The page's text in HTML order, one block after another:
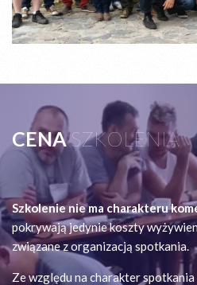
CENASZKOLENIA
Szkolenie nie ma charakteru
pokrywają jedynie koszty
związane z organizacją spotkania.
Ze względu na charakter spotkania